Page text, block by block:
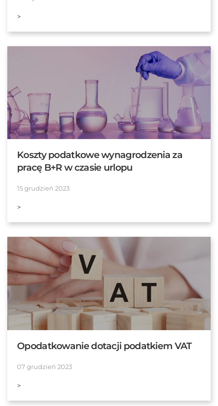
>
Koszty podatkowe wynagrodzenia za
pracę B+R w czasie urlopu
15 grudzień 2023
>
Opodatkowanie dotacji podatkiem VAT
07 grudzień 2023
>